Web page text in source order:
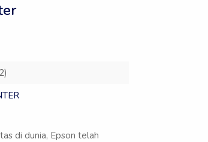
di dunia, Epson telah